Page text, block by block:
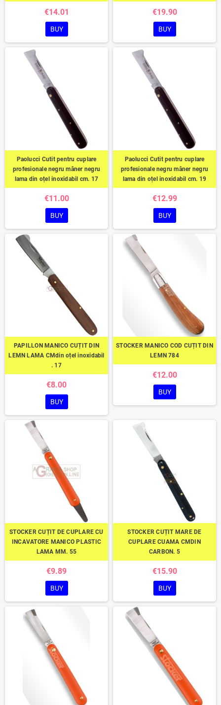
€14.01
BUY
€19.90
BUY
Paolucci Cutit pentru cuplare
profesionale negru mâner negru
lama din oțel inoxidabil cm. 17
€11.00
BUY
Paolucci Cutit pentru cuplare
profesionale negru mâner negru
lama din oțel inoxidabil cm. 19
€12.99
BUY
PAPILLON MANICO CUȚIT DIN
LEMN LAMA CMdin oțel inoxidabil
. 17
€8.00
BUY
STOCKER MANICO COD CUȚIT DIN
LEMN 784
€12.00
BUY
STOCKER CUȚIT DE CUPLARE CU
INCAVATORE MANICO PLASTIC
LAMA MM. 55
€9.89
BUY
STOCKER CUȚIT MARE DE
CUPLARE CUAMA CMDIN
CARBON. 5
€15.90
BUY